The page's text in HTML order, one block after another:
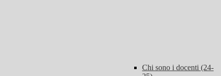
Chi sono i docenti (24-